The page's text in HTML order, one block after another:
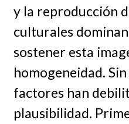
y la reproducción
culturales
sostener esta
homogeneidad.
factores han
plausibilidad.